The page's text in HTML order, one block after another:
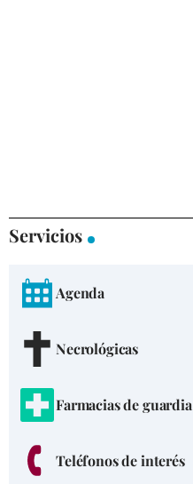
Servicios
Agenda
Necrológicas
Farmacias de guardia
Teléfonos de interés